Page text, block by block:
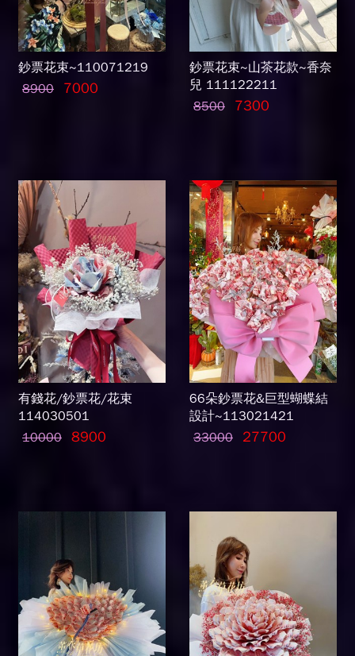
鈔票花束~110071219
8900
7000
鈔票花束~山茶花款~香奈
兒 111122211
8500
7300
有錢花/鈔票花/花束
114030501
10000 8900
66朵鈔票花&巨型蝴蝶結
設計~113021421
33000
27700